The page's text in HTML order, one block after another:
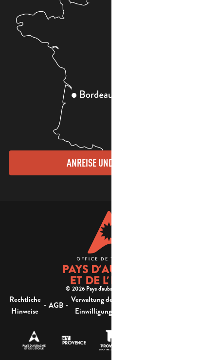
ANREISE UND KONTAKTE
© 2026 Pays d'aubagne et de l'étoile -
Rechtliche
Hinweise
- AGB - Verwaltung der
Einwilligung